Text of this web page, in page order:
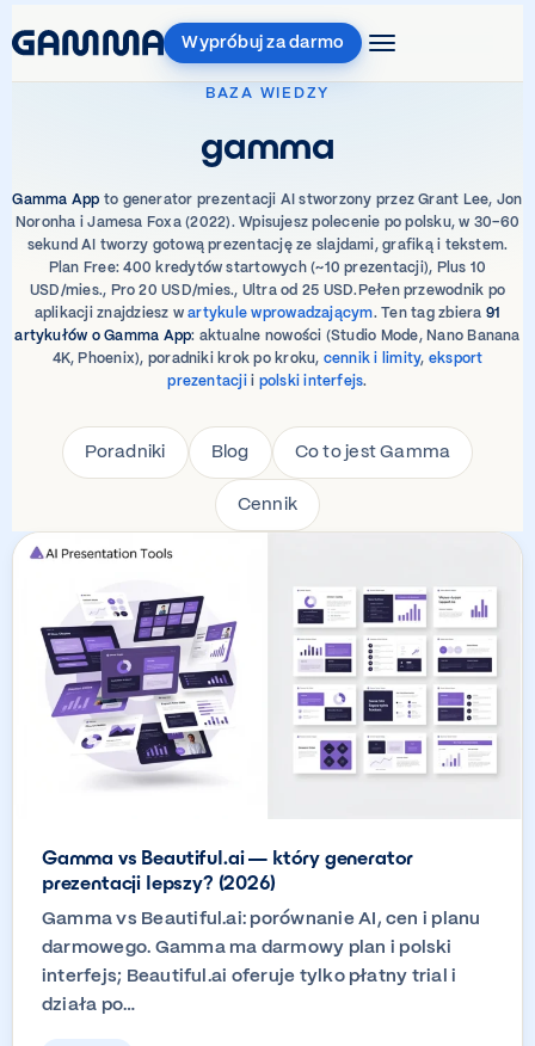
Wypróbuj za darmo
BAZA WIEDZY
gamma
Gamma App to generator prezentacji AI stworzony przez Grant Lee, Jon
Noronha i Jamesa Foxa (2022). Wpisujesz polecenie po polsku, w 30–60
sekund AI tworzy gotową prezentację ze slajdami, grafiką i tekstem.
Plan Free: 400 kredytów startowych (~10 prezentacji), Plus 10
USD/mies., Pro 20 USD/mies., Ultra od 25 USD.Pełen przewodnik po
aplikacji znajdziesz wartykule wprowadzającym. Ten tag zbiera 91
artykułów o Gamma App: aktualne nowości (Studio Mode, Nano Banana
4K, Phoenix), poradniki krok po kroku, cennik i limity, eksport
prezentacjii polski interfejs.
Poradniki Blog Co to jest Gamma
Cennik
Gamma vs Beautiful.ai — który generator
prezentacji lepszy? (2026)
Gamma vs Beautiful.ai: porównanie AI, cen i planu
darmowego. Gamma ma darmowy plan i polski
interfejs; Beautiful.ai oferuje tylko płatny trial i
działa po…